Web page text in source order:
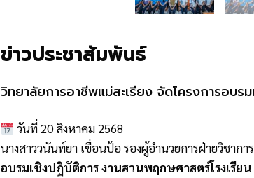
ข่าวประชาสัมพันธ์
วิทยาลัยการอาชีพแม่สะเรียง จัดโครงการอบ
วันที่ 20 สิงหาคม 2568
นางสาววนันท์ยา เขื่อนป้อ รองผู้อำนวยการฝ่ายวิชาก
อบรมเชิงปฏิบัติการ งานสวนพฤกษศาสตร์โรงเรีย